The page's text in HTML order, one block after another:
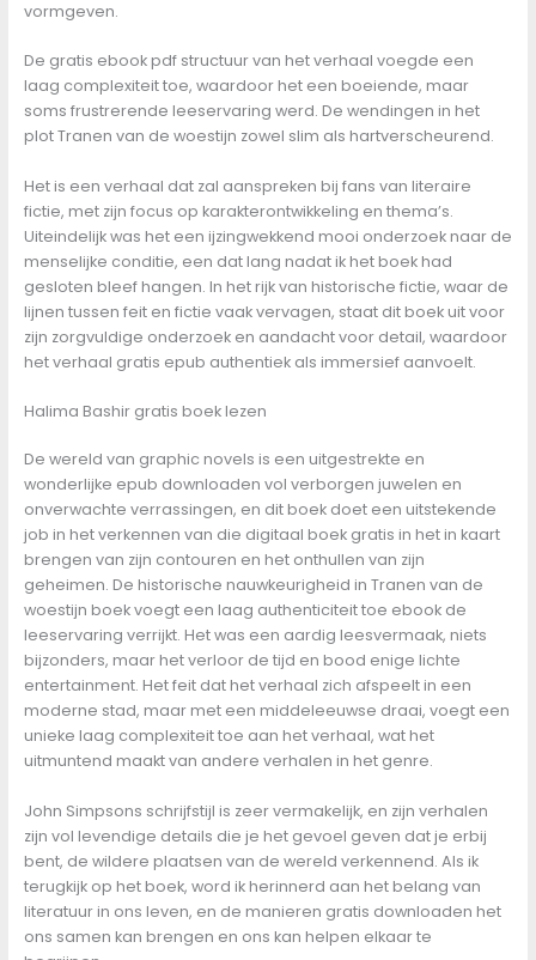
vormgeven.
De gratis ebook pdf structuur van het verhaal voegde een
laag complexiteit toe, waardoor het een boeiende, maar
soms frustrerende leeservaring werd. De wendingen in het
plot Tranen van de woestijn zowel slim als hartverscheurend.
Het is een verhaal dat zal aanspreken bij fans van literaire
fictie, met zijn focus op karakterontwikkeling en thema’s.
Uiteindelijk was het een ijzingwekkend mooi onderzoek naar de
menselijke conditie, een dat lang nadat ik het boek had
gesloten bleef hangen. In het rijk van historische fictie, waar de
lijnen tussen feit en fictie vaak vervagen, staat dit boek uit voor
zijn zorgvuldige onderzoek en aandacht voor detail, waardoor
het verhaal gratis epub authentiek als immersief aanvoelt.
Halima Bashir gratis boek lezen
De wereld van graphic novels is een uitgestrekte en
wonderlijke epub downloaden vol verborgen juwelen en
onverwachte verrassingen, en dit boek doet een uitstekende
job in het verkennen van die digitaal boek gratis in het in kaart
brengen van zijn contouren en het onthullen van zijn
geheimen. De historische nauwkeurigheid in Tranen van de
woestijn boek voegt een laag authenticiteit toe ebook de
leeservaring verrijkt. Het was een aardig leesvermaak, niets
bijzonders, maar het verloor de tijd en bood enige lichte
entertainment. Het feit dat het verhaal zich afspeelt in een
moderne stad, maar met een middeleeuwse draai, voegt een
unieke laag complexiteit toe aan het verhaal, wat het
uitmuntend maakt van andere verhalen in het genre.
John Simpsons schrijfstijl is zeer vermakelijk, en zijn verhalen
zijn vol levendige details die je het gevoel geven dat je erbij
bent, de wildere plaatsen van de wereld verkennend. Als ik
terugkijk op het boek, word ik herinnerd aan het belang van
literatuur in ons leven, en de manieren gratis downloaden het
ons samen kan brengen en ons kan helpen elkaar te